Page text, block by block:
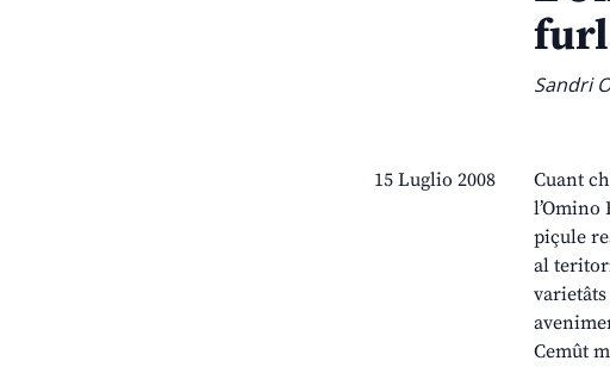
Sandri
15 Luglio 2008
Cuant
l’Omino
piçule
al
Cemût